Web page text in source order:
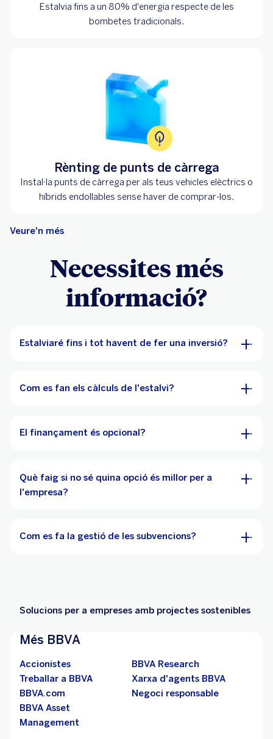
Estalvia fins a un 80% d'energia respecte de les
bombetes tradicionals.
Rènting de punts de càrrega
Instal·la punts de càrrega per als teus vehicles elèctrics o
híbrids endollables sense haver de comprar-los.
Veure'n més
Necessites més
informació?
Estalviaré fins i tot havent de fer una inversió?
Com es fan els càlculs de l'estalvi?
El finançament és opcional?
Què faig si no sé quina opció és millor per a
l'empresa?
Com es fa la gestió de les subvencions?
Solucions per a empreses amb projectes sostenibles
Més BBVA
Accionistes
BBVA Research
Treballar a BBVA
Xarxa d'agents BBVA
BBVA.com
Negoci responsable
BBVA Asset
Management